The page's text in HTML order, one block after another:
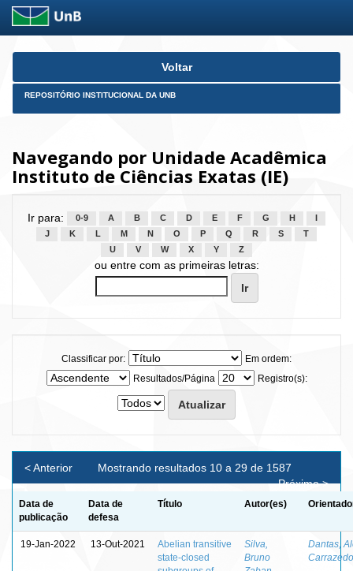
Skip
Voltar
REPOSITÓRIO INSTITUCIONAL DA UNB
Navegando por Unidade Acadêmica
Instituto de Ciências Exatas (IE)
Ir para: 0-9 A B C D E F G H
J
K L M N O P Q R S
T
U
V W X Y Z
ou entre com as primeiras letras:
Classificar por:
Em ordem:
Resultados/Página
Registro(s):
Mostrando resultados 10 a 29 de 1587
< Anterior
Próximo >
Data de
publicação
Data de
defesa
Título Autor(es)
19-Jan-2022 13-Out-2021
Abelian transitive
state-closed
Silva,
Bruno
Dantas,
Carrazedo